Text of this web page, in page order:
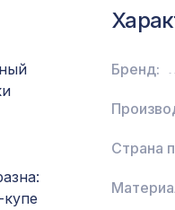
для
панель
панель
Бренд:
Страна